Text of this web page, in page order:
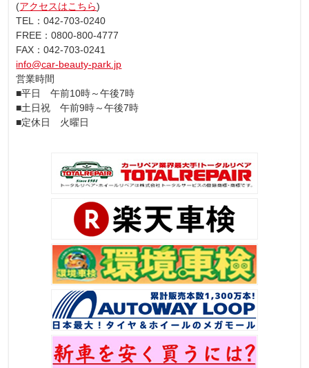
(アクセスはこちら)
TEL：042-703-0240
FREE：0800-800-4777
FAX：042-703-0241
info@car-beauty-park.jp
営業時間
■平日 午前10時～午後7時
■土日祝 午前9時～午後7時
■定休日 火曜日